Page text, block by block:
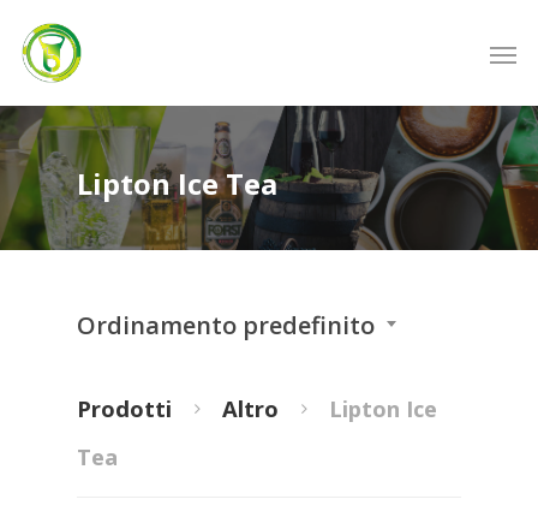
Lipton Ice Tea
Ordinamento predefinito
Prodotti Altro
Lipton Ice
Tea